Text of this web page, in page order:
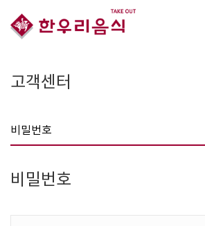
고객센터
비밀번호
비밀번호